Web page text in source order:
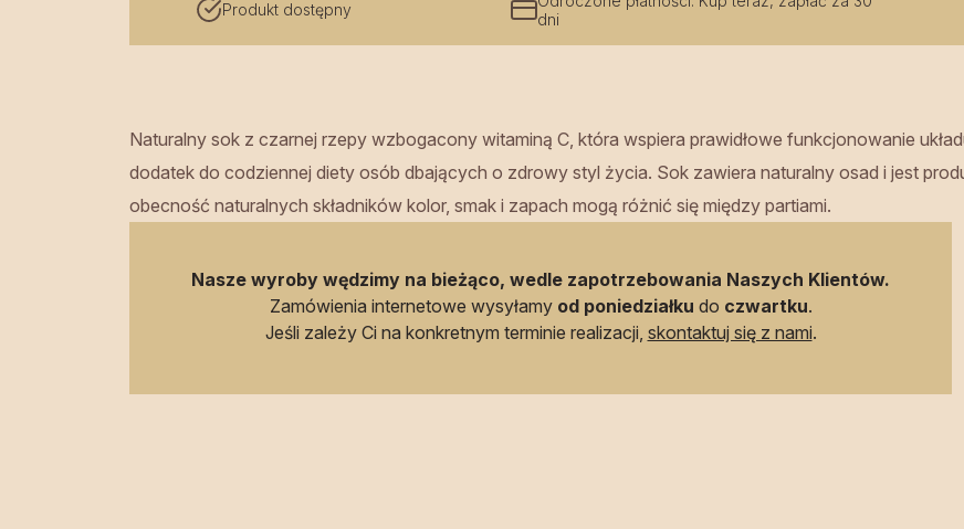
Produkt dostępny
dni
Naturalny sok z czarnej rzepy wzbogacony witaminą C, która wspiera prawidłowe funkcjonowanie
dodatek do codziennej diety osób dbających o zdrowy styl życia. Sok zawiera naturalny osad i jest
obecność naturalnych składników kolor, smak i zapach mogą różnić się między partiami.
Nasze wyroby wędzimy na bieżąco, wedle zapotrzebowania Naszych Klientów.
Zamówienia internetowe wysyłamy od poniedziałku do czwartku.
Jeśli zależy Ci na konkretnym terminie realizacji, skontaktuj się z nami.